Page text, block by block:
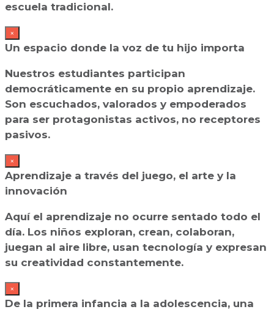
escuela tradicional.
×
Un espacio donde la voz de tu hijo importa
Nuestros estudiantes participan
democráticamente en su propio aprendizaje.
Son escuchados, valorados y empoderados
para ser protagonistas activos, no receptores
pasivos.
×
Aprendizaje a través del juego, el arte y la
innovación
Aquí el aprendizaje no ocurre sentado todo el
día. Los niños exploran, crean, colaboran,
juegan al aire libre, usan tecnología y expresan
su creatividad constantemente.
×
De la primera infancia a la adolescencia, una